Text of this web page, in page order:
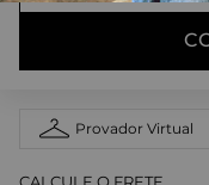
Provador Virtual